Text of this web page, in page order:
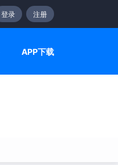
登录 注册
APP下载